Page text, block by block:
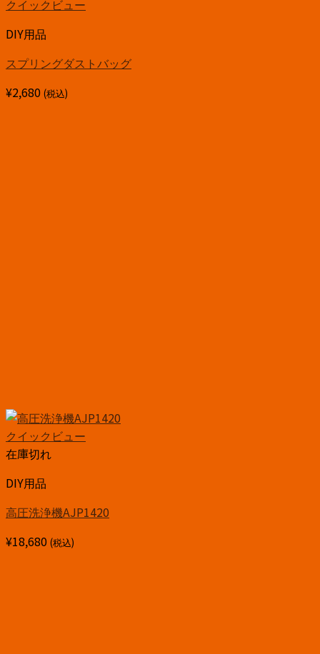
クイックビュー
DIY用品
スプリングダストバッグ
¥2,680 (税込)
クイックビュー
在庫切れ
DIY用品
高圧洗浄機AJP1420
¥18,680 (税込)